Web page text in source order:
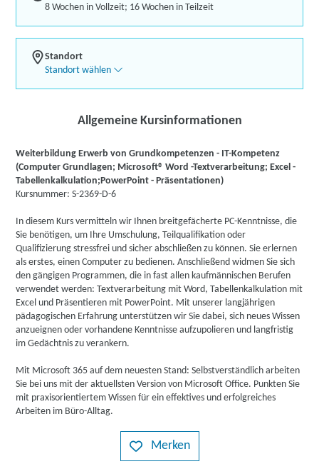
8 Wochen in Vollzeit; 16 Wochen in Teilzeit
Standort
Standort wählen
Allgemeine Kursinformationen
Weiterbildung Erwerb von Grundkompetenzen - IT-Kompetenz
(Computer Grundlagen; Microsoft® Word -Textverarbeitung; Excel -
Tabellenkalkulation;PowerPoint - Präsentationen)
Kursnummer: S-2369-D-6
In diesem Kurs vermitteln wir Ihnen breitgefächerte PC-Kenntnisse, die
Sie benötigen, um Ihre Umschulung, Teilqualifikation oder
Qualifizierung stressfrei und sicher abschließen zu können. Sie erlernen
als erstes, einen Computer zu bedienen. Anschließend widmen Sie sich
den gängigen Programmen, die in fast allen kaufmännischen Berufen
verwendet werden: Textverarbeitung mit Word, Tabellenkalkulation mit
Excel und Präsentieren mit PowerPoint. Mit unserer langjährigen
pädagogischen Erfahrung unterstützen wir Sie dabei, sich neues Wissen
anzueignen oder vorhandene Kenntnisse aufzupolieren und langfristig
im Gedächtnis zu verankern.
Mit Microsoft 365 auf dem neuesten Stand: Selbstverständlich arbeiten
Sie bei uns mit der aktuellsten Version von Microsoft Office. Punkten Sie
mit praxisorientiertem Wissen für ein effektives und erfolgreiches
Arbeiten im Büro-Alltag.
Merken